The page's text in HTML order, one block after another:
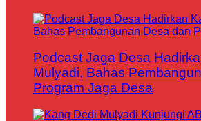
Podcast Jaga Desa
Mulyadi, Bahas
Program Jaga Desa